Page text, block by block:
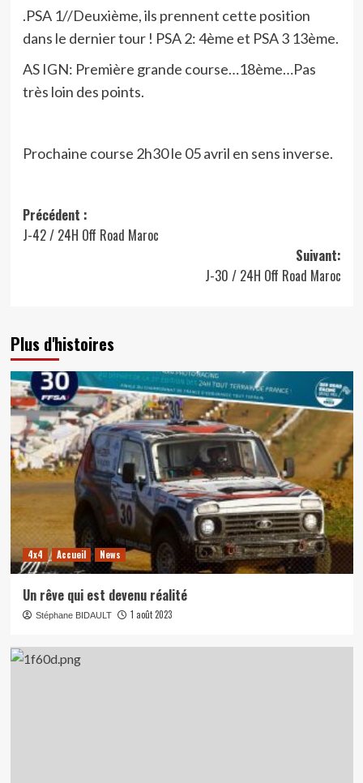
.PSA 1//Deuxième, ils prennent cette position
dans le dernier tour ! PSA 2: 4ème et PSA 3 13ème.
AS IGN: Première grande course…18ème…Pas
très loin des points.
Prochaine course 2h30 le 05 avril en sens inverse.
Navigation
d’article
Précédent :
J-42 / 24H Off Road Maroc
Suivant:
J-30 / 24H Off Road Maroc
Plus d'histoires
4x4 Accueil News
Un rêve qui est devenu réalité
Stéphane BIDAULT 1 août 2023